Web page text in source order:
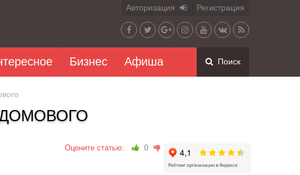
Авторизация Регистрация
Бизнес Афиша Поиск
Оцените статью: 0